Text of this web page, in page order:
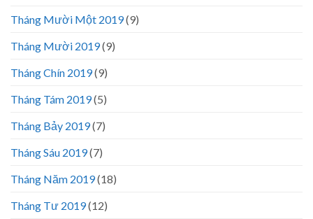
Tháng Mười Một 2019(9)
Tháng Mười 2019(9)
Tháng Chín 2019(9)
Tháng Tám 2019(5)
Tháng Bảy 2019(7)
Tháng Sáu 2019(7)
Tháng Năm 2019(18)
Tháng Tư 2019(12)